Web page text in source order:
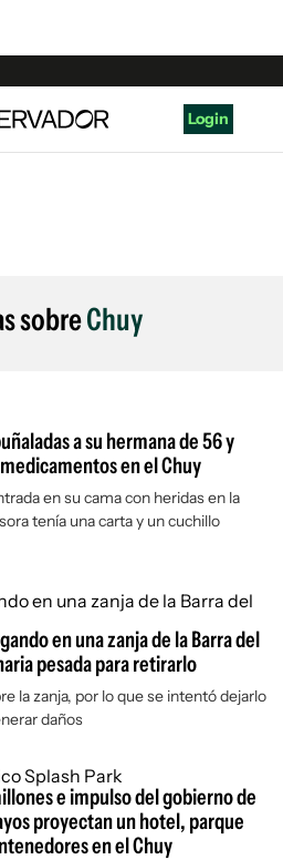
Login
sobreChuy
a su hermana de 56 y
en el Chuy
en su cama con heridas en la
tenía una carta y un cuchillo
en una zanja de la Barra del
pesada para retirarlo
la zanja, por lo que se intentó dejarlo
daños
e impulso del gobierno de
proyectan un hotel, parque
en el Chuy